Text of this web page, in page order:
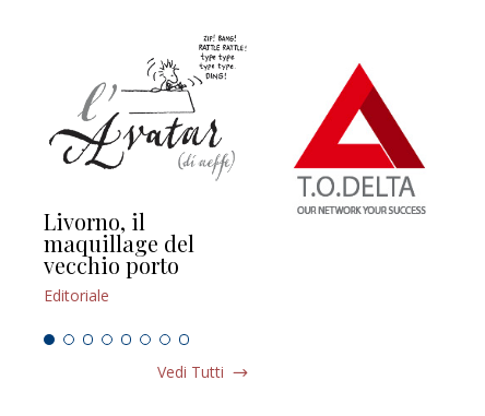
Livorno, il
maquillage del
vecchio porto
Editoriale
L’uscita di scena di
Vedi Tutti